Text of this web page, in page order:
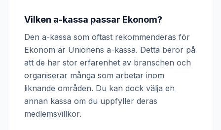
Vilken a-kassa passar Ekonom?
Den a-kassa som oftast rekommenderas för
Ekonom är Unionens a-kassa. Detta beror på
att de har stor erfarenhet av branschen och
organiserar många som arbetar inom
liknande områden. Du kan dock välja en
annan kassa om du uppfyller deras
medlemsvillkor.